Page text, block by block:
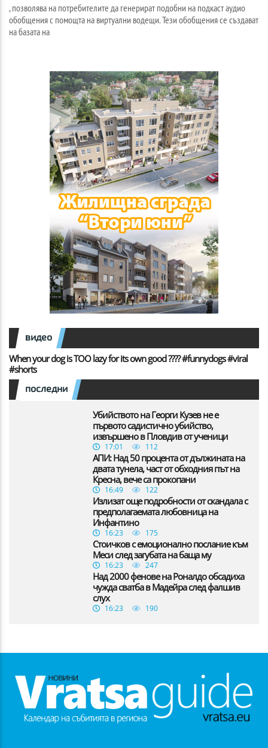
, позволява на потребителите да генерират подобни на подкаст аудио
обобщения с помощта на виртуални водещи. Тези обобщения се създават
на базата на
видео
When your dog is TOO lazy for its own good ???? #funnydogs #viral
#shorts
последни
Убийството на Георги Кузев не е
първото садистично убийство,
извършено в Пловдив от ученици
17:01 112
АПИ: Над 50 процента от дължината на
двата тунела, част от обходния път на
Кресна, вече са прокопани
16:49 122
Излизат още подробности от скандала с
предполагаемата любовница на
Инфантино
16:23 175
Стоичков с емоционално послание към
Меси след загубата на баща му
16:23 247
Над 2000 фенове на Роналдо обсадиха
чужда сватба в Мадейра след фалшив
слух
16:23 190